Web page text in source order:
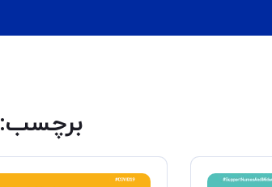
برچسب: